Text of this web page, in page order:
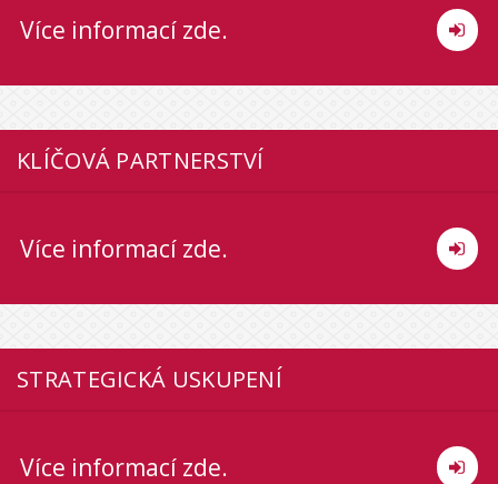
Více informací zde.
KLÍČOVÁ PARTNERSTVÍ
Více informací zde.
STRATEGICKÁ USKUPENÍ
Více informací zde.